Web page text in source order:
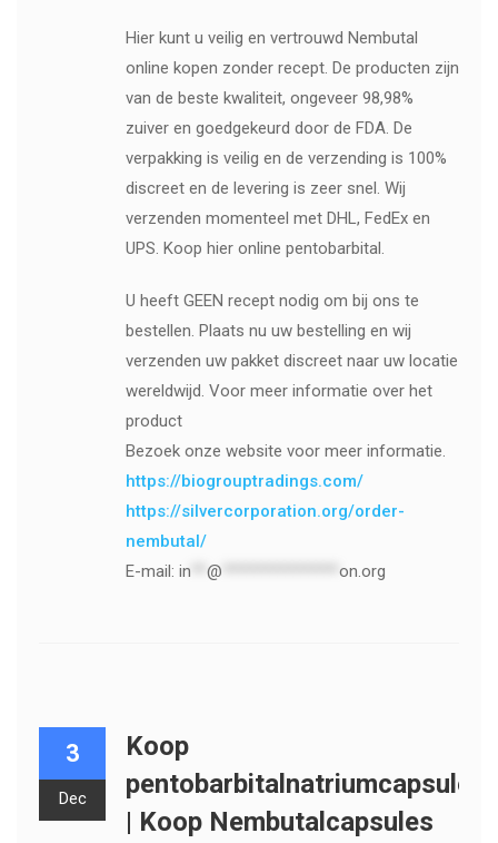
Hier kunt u veilig en vertrouwd Nembutal
online kopen zonder recept. De producten zijn
van de beste kwaliteit, ongeveer 98,98%
zuiver en goedgekeurd door de FDA. De
verpakking is veilig en de verzending is 100%
discreet en de levering is zeer snel. Wij
verzenden momenteel met DHL, FedEx en
UPS. Koop hier online pentobarbital.
U heeft GEEN recept nodig om bij ons te
bestellen. Plaats nu uw bestelling en wij
verzenden uw pakket discreet naar uw locatie
wereldwijd. Voor meer informatie over het
product
Bezoek onze website voor meer informatie.
https://biogrouptradings.com/
https://silvercorporation.org/order-
nembutal/
E-mail: in @ on.org
3
Dec
Koop
pentobarbitalnatriumcapsules
| Koop Nembutalcapsules